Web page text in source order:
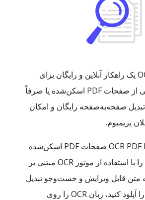
OCR PDF Panjabi یک راهکار آنلاین و رایگان برای
کشیدن متن پنجابی از صفحات PDF اسکن‌شده یا صرفاً
صفحه‌به‌صفحه رایگان و امکان
پریمیوم.
سرویس OCR PDF Panjabi صفحات PDF اسکن‌شده
حاوی متن پنجابی را با استفاده از موتور OCR مبتنی بر
قابل ویرایش و جست‌وجو تبدیل
می‌کند. فایل خود را آپلود کنید، زبان OCR را روی